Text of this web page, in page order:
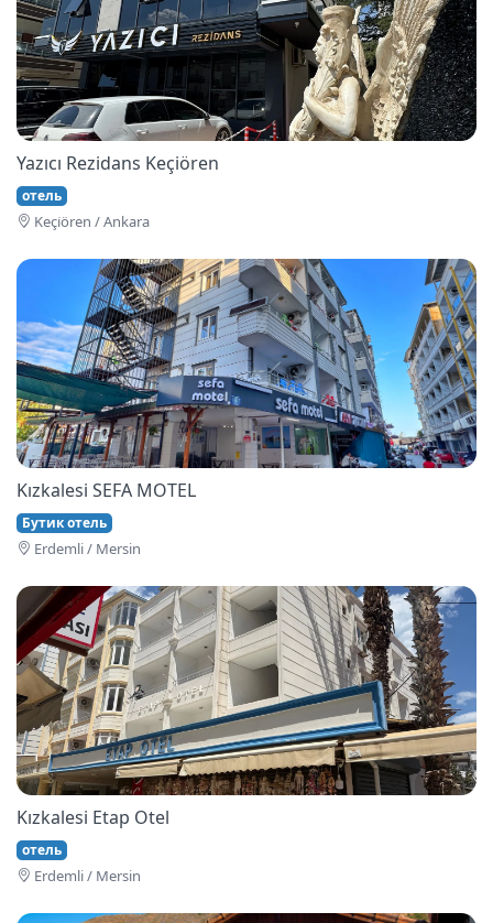
Yazıcı Rezidans Keçiören
отель
Keçi̇ören / Ankara
Kızkalesi SEFA MOTEL
Бутик отель
Erdemli / Mersin
Kızkalesi Etap Otel
отель
Erdemli / Mersin